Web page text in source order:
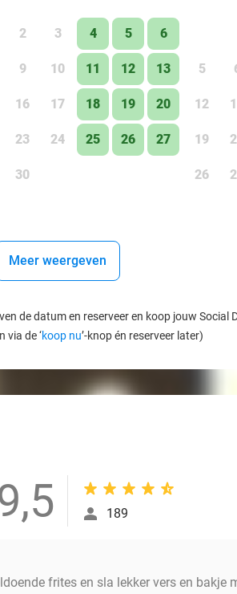
2 3 4 5 6
9 10 11 12 13
16 17 18 19 20
23 24 25 26 27
30
5
12
19
26
Meer weergeven
de datum en reserveer en koop jouw Social
via de ‘koop nu’-knop én reserveer later)
189
frites en sla lekker vers en bakje